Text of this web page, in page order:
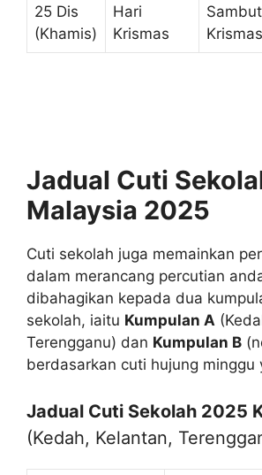
25 Dis
(Khamis)
Hari
Krismas
Krismas
Jadual Cuti
Malaysia 2025
Cuti sekolah juga memainkan
dalam merancang percutian
dibahagikan kepada dua
sekolah, iaitu Kumpulan A
Terengganu) dan Kumpulan B
berdasarkan cuti hujung minggu
Jadual Cuti Sekolah 2025
(Kedah, Kelantan,